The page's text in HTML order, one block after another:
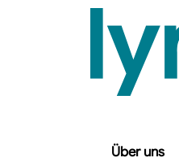
Über uns